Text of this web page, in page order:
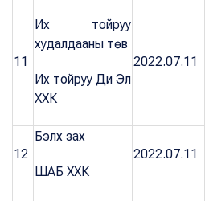
11
Их тойруу
худалдааны төв
Их тойруу Ди Эл
ХХК
2022.07.11
12
Бэлх зах
ШАБ ХХК
2022.07.11